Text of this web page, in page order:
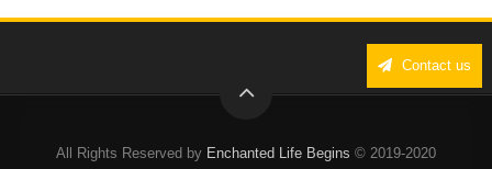
Contact us
All Rights Reserved by Enchanted Life Begins © 2019-2020